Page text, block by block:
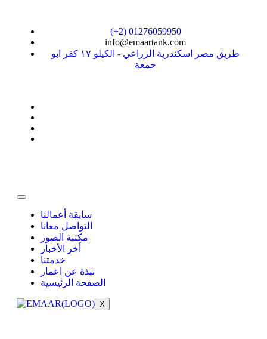
(+2) 01276059950
info@emaartank.com
طريق مصر اسكندرية الزراعي - الكيلو ١٧ كفر ابو
جمعة
سابقة أعمالنا
التواصل معانا
مكتبة الصور
أخر الأخبار
خدمتنا
نبذة عن اعمار
الصفحة الرئيسية
X